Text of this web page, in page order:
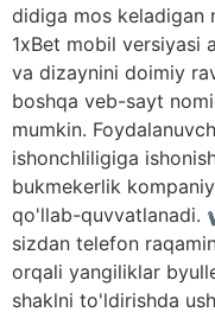
didiga mos keladigan
1xBet mobil versiyasi
va dizaynini doimiy
boshqa veb-sayt
mumkin.
ishonchliligiga
bukmekerlik
qo'llab-quvvatlanadi.
sizdan telefon
orqali yangiliklar
shaklni to'ldirishda